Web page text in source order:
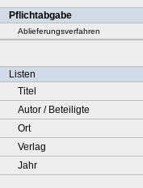
Pflichtabgabe
Ablieferungsverfahren
Listen
Titel
Autor / Beteiligte
Ort
Verlag
Jahr